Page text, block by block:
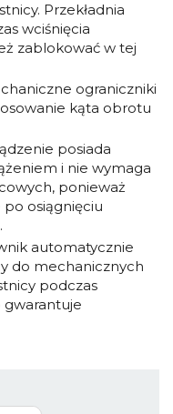
Przekładnia
wciśnięcia
zablokować w tej
ograniczniki
kąta obrotu
posiada
i nie wymaga
ponieważ
osiągnięciu
automatycznie
do mechanicznych
podczas
gwarantuje